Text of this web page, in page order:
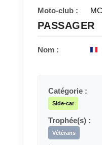
Moto-club :
PASSAGER
Nom :
Catégorie :
Side-car
Trophée(s) :
Vétérans